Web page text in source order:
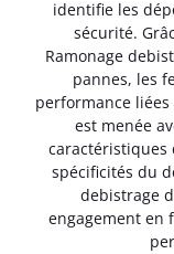
identifie les
sécurité.
Ramonage
pannes, les
performance liées
est menée
caractéristiques
spécificités du
debistrage
engagement en